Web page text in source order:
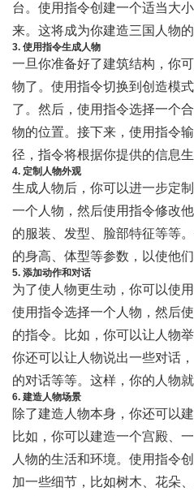
台。使用指令创建一个适当大
来。这将成为你建造三国人物的
3. 使用指令生成人物
一旦你准备好了建筑结构，你
物了。使用指令切换到创造模
了。然后，使用指令选择一个
物的位置。接下来，使用指令
径，指令将根据你提供的信息
4. 定制人物外观
生成人物后，你可以进一步定
一个人物，然后使用指令修改
的服装、发型、脸部特征等等
的身高、体型等参数，以使他
5. 添加动作和对话
为了使人物更生动，你可以使
使用指令选择一个人物，然后
的指令。比如，你可以让人物
你还可以让人物说出一些对话
的对话等等。这样，你的人物
6. 建造人物场景
除了建造人物本身，你还可以
比如，你可以建造一个宫殿、
人物的生活和环境。使用指令
加一些细节，比如树木、花朵